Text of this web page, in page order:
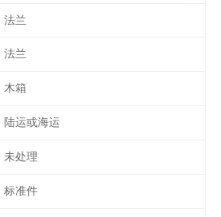
法兰
法兰
木箱
陆运或海运
未处理
标准件